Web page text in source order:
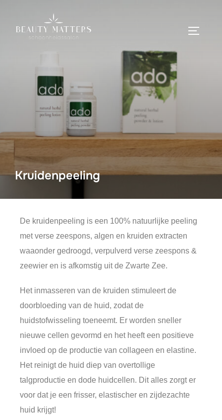
Kruidenpeeling
De kruidenpeeling is een 100% natuurlijke peeling
met verse zeespons, algen en kruiden extracten
waaonder gedroogd, verpulverd verse zeespons &
zeewier en is afkomstig uit de Zwarte Zee.
Het inmasseren van de kruiden stimuleert de
doorbloeding van de huid, zodat de
huidstofwisseling toeneemt. Er worden sneller
nieuwe cellen gevormd en het heeft een positieve
invloed op de productie van collageen en elastine.
Het reinigt de huid diep van overtollige
talgproductie en dode huidcellen. Dit alles zorgt er
voor dat je een frisser, elastischer en zijdezachte
huid krijgt!